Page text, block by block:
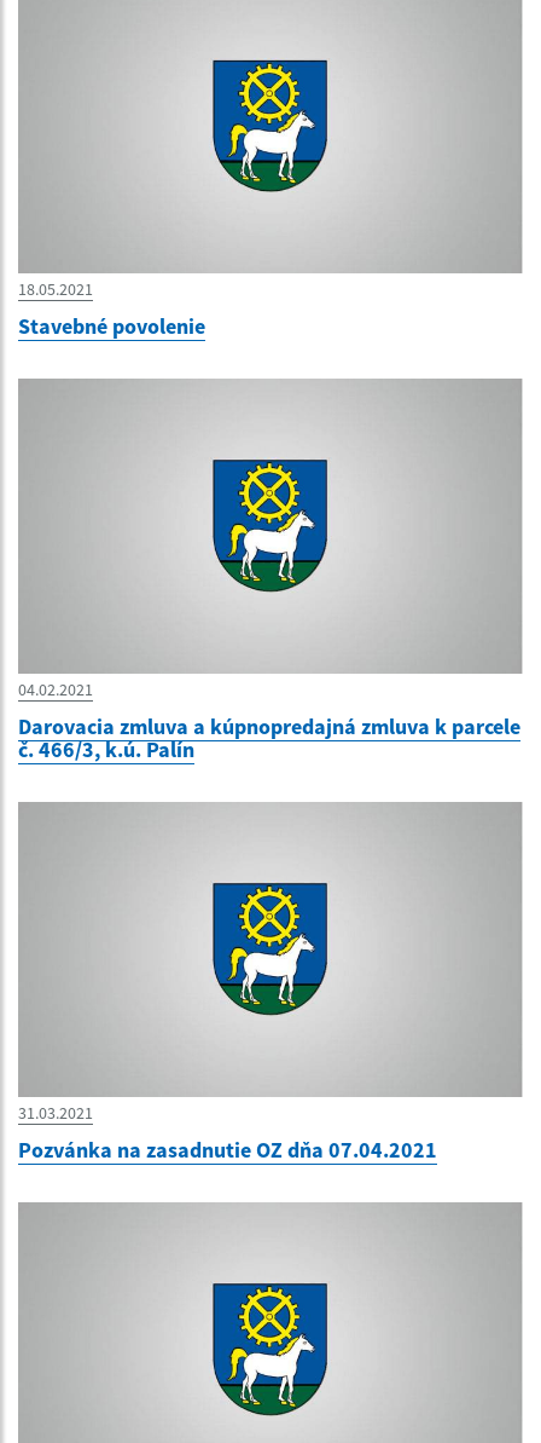
18.05.2021
Stavebné povolenie
04.02.2021
Darovacia zmluva a kúpnopredajná zmluva k parcele
č. 466/3, k.ú. Palín
31.03.2021
Pozvánka na zasadnutie OZ dňa 07.04.2021